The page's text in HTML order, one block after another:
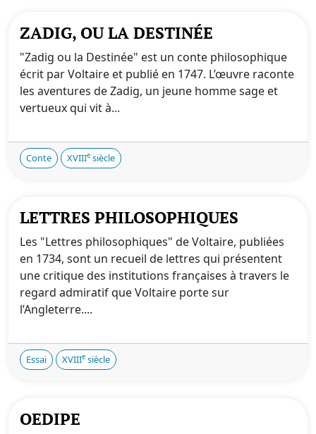
ZADIG, OU LA DESTINÉE
"Zadig ou la Destinée" est un conte philosophique
écrit par Voltaire et publié en 1747. L’œuvre raconte
les aventures de Zadig, un jeune homme sage et
vertueux qui vit à...
Conte XVIIIe siècle
LETTRES PHILOSOPHIQUES
Les "Lettres philosophiques" de Voltaire, publiées
en 1734, sont un recueil de lettres qui présentent
une critique des institutions françaises à travers le
regard admiratif que Voltaire porte sur
l’Angleterre....
Essai XVIIIe siècle
OEDIPE